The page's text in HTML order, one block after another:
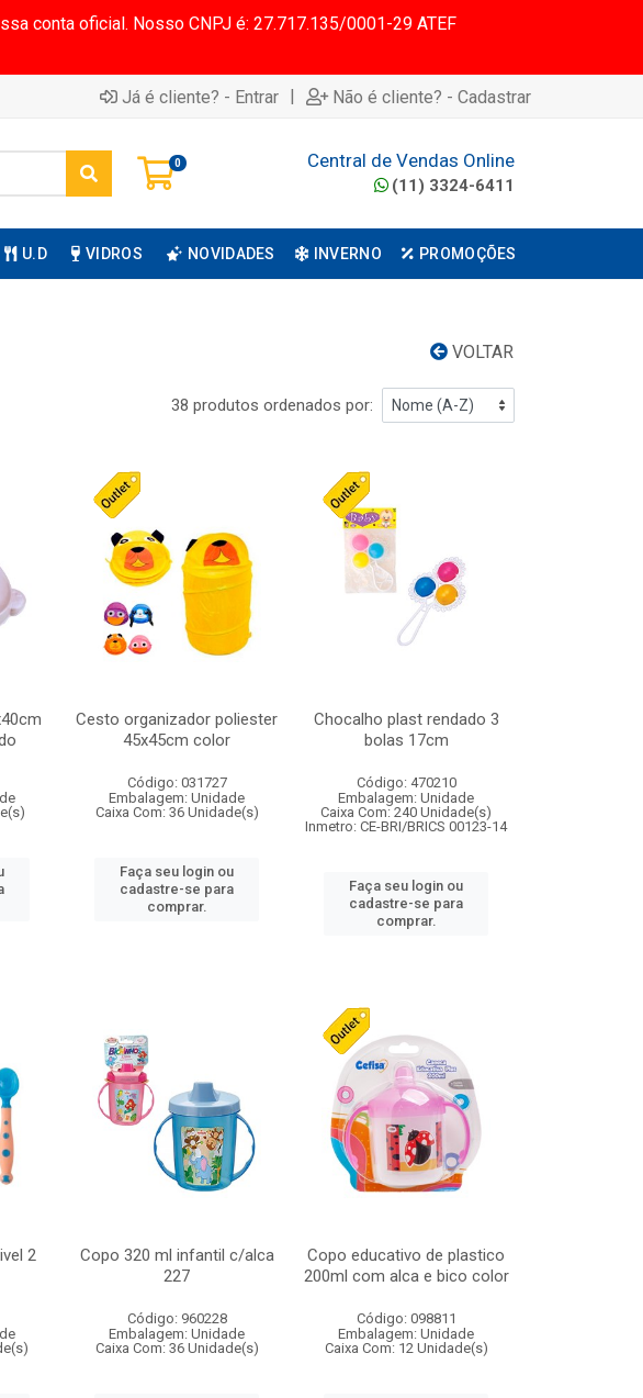
conta oficial. Nosso CNPJ é: 27.717.135/0001-29 ATEF
Já é cliente? - Entrar | Não é cliente? - Cadastrar
0 Central de Vendas Online
(11) 3324-6411
U.D VIDROS NOVIDADES INVERNO PROMOÇÕES
VOLTAR
38 produtos ordenados por:
Cesto organizador poliester
45x45cm color
Código: 031727
Embalagem: Unidade
Caixa Com: 36 Unidade(s)
Faça seu login ou
cadastre-se para
comprar.
Chocalho plast rendado 3
bolas 17cm
Código: 470210
Embalagem: Unidade
Caixa Com: 240 Unidade(s)
Inmetro: CE-BRI/BRICS 00123-14
Faça seu login ou
cadastre-se para
comprar.
2
Copo 320 ml infantil c/alca
227
Código: 960228
Embalagem: Unidade
Caixa Com: 36 Unidade(s)
Copo educativo de plastico
200ml com alca e bico color
Código: 098811
Embalagem: Unidade
Caixa Com: 12 Unidade(s)